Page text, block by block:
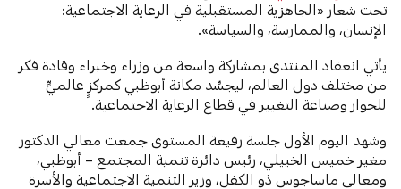
تحت شعار «الجاهزية المستقبلية في الرعاية الاجتماعية:
الإنسان، والممارسة، والسياسة».
يأتي انعقاد المنتدى بمشاركة واسعة من وزراء وخبراء وقادة فكر
من مختلف دول العالم، ليجسِّد مكانة أبوظبي كمركزٍ عالميٍّ
للحوار وصناعة التغيير في قطاع الرعاية الاجتماعية.
وشهد اليوم الأول جلسة رفيعة المستوى جمعت معالي الدكتور
مغير خميس الخييلي، رئيس دائرة تنمية المجتمع – أبوظبي،
ومعالي ماساجوس ذو الكفل، وزير التنمية الاجتماعية والأسرة